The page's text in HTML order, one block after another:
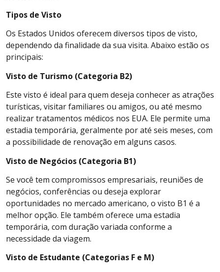
Tipos de Visto
Os Estados Unidos oferecem diversos tipos de visto,
dependendo da finalidade da sua visita. Abaixo estão os
principais:
Visto de Turismo (Categoria B2)
Este visto é ideal para quem deseja conhecer as atrações
turísticas, visitar familiares ou amigos, ou até mesmo
realizar tratamentos médicos nos EUA. Ele permite uma
estadia temporária, geralmente por até seis meses, com
a possibilidade de renovação em alguns casos.
Visto de Negócios (Categoria B1)
Se você tem compromissos empresariais, reuniões de
negócios, conferências ou deseja explorar
oportunidades no mercado americano, o visto B1 é a
melhor opção. Ele também oferece uma estadia
temporária, com duração variada conforme a
necessidade da viagem.
Visto de Estudante (Categorias F e M)